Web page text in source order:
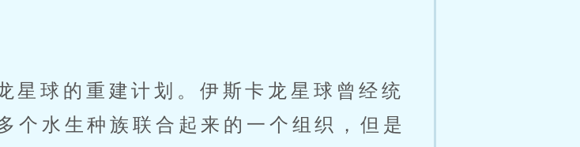
球的重建计划。伊斯卡龙星球曾经统
个水生种族联合起来的一个组织，但是